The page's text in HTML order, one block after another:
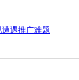
遇推广难题